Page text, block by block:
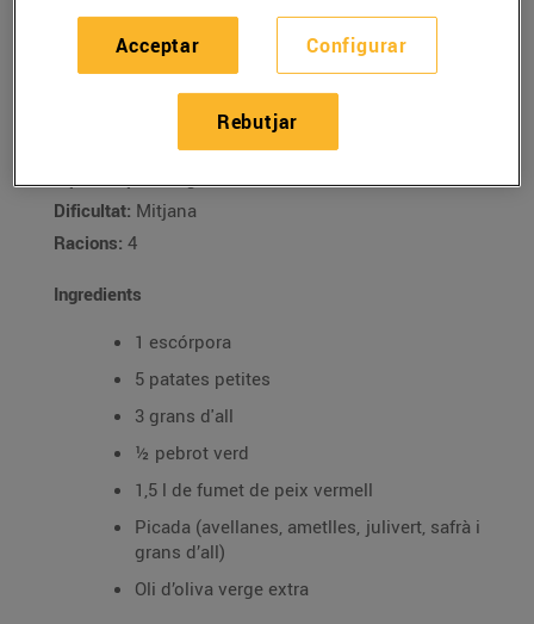
Videorecepta de Suquet
d'escórpora
Tipus de plat:Segon
Dificultat: Mitjana
Racions: 4
Ingredients
1 escórpora
5 patates petites
3 grans d'all
½ pebrot verd
1,5 l de fumet de peix vermell
Picada (avellanes, ametlles, julivert, safrà i
grans d’all)
Oli d’oliva verge extra
Configurar
Rebutjar
Acceptar